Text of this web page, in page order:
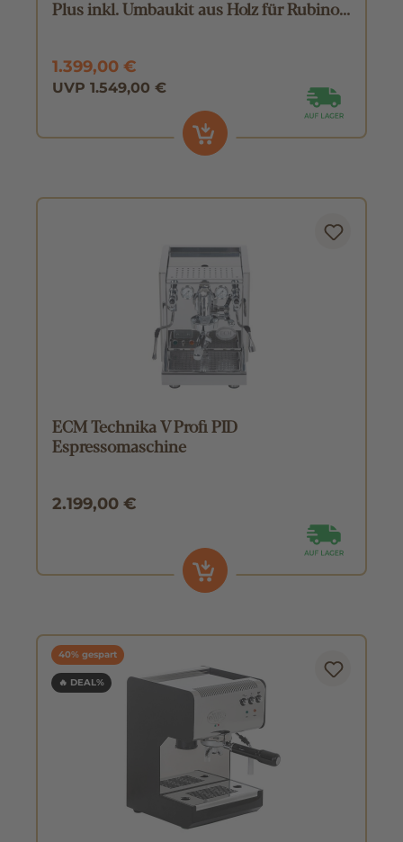
Plus inkl. Umbaukit aus Holz für Rubino
1.399,00 €
UVP 1.549,00 €
ECM Technika V Profi PID
Espressomaschine
2.199,00 €
40% gespart
🔥 DEAL%